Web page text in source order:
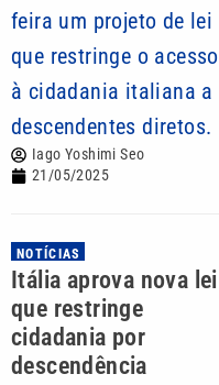
feira um projeto de lei
que restringe o acesso
à cidadania italiana a
descendentes diretos.
Iago Yoshimi Seo
21/05/2025
NOTÍCIAS
Itália aprova nova lei
que restringe
cidadania por
descendência